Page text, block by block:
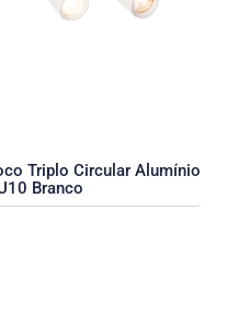
Triplo Circular Alumínio
Branco